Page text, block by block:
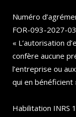
Numéro
FOR-093-2027-
« L’autorisation
confère aucune
l’entreprise ou
qui en bénéficient
Habilitation INRS